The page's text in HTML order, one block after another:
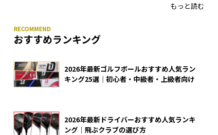
もっと読む
おすすめランキング
2026年最新ゴルフボールおすすめ人気ラン
キング25選｜初心者・中級者・上級者向け
2026年最新ドライバーおすすめ人気ランキ
ング｜飛ぶクラブの選び方